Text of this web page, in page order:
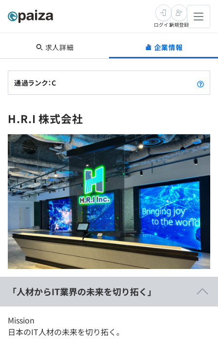
転職・キャリア
転職成功ガイド
転職エージェント
インタビュー
転職成功ガイド
新卒就活
求人検索
本選考
インターン
新卒エージェント
イベント・セミナー
インタビュー
学習
講座一覧
問題集
4択課題
ナレッジ
リファレンス
プラン
個人向けプラン
法人向けプラン
スキルチェック
プログラミング言語
SQL
評価結果一覧
再チャレンジ結果一覧
ゲーム・マンガ
メディア
Tech Team Journal
paiza times
note
ログイン新規登録
求人詳細 企業情報
通過ランク：C
H.R.I 株式会社
「人材からIT業界の未来を切り拓く」
Mission
日本のIT人材の未来を切り拓く。